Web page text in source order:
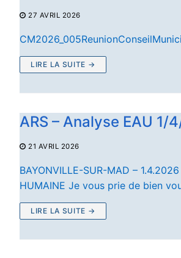
27 AVRIL 2026
LIRE LA SUITE →
ARS – Analyse EAU 1/
21 AVRIL 2026
BAYONVILLE-SUR-MAD –
HUMAINE Je vous prie de bien
LIRE LA SUITE →